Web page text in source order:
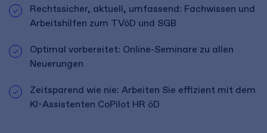
Rechtssicher, aktuell, umfassend: Fachwissen und
Arbeitshilfen zum TVöD und SGB
Optimal vorbereitet: Online-Seminare zu allen
Neuerungen
Zeitsparend wie nie: Arbeiten Sie effizient mit dem
KI-Assistenten CoPilot HR öD